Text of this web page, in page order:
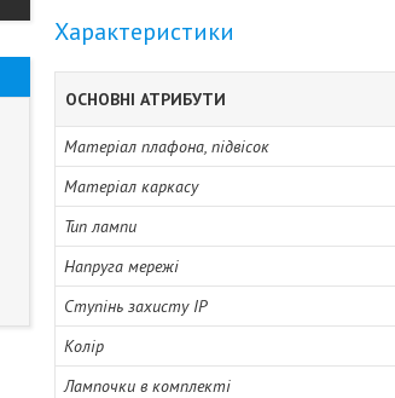
Характеристики
ОСНОВНІ АТРИБУТИ
Матеріал плафона, підвісок
Матеріал каркасу
Тип лампи
Напруга мережі
Ступінь захисту IP
Колір
Лампочки в комплекті